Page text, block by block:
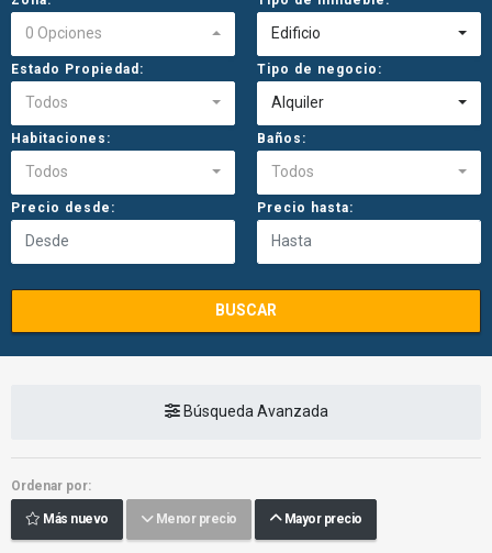
0 Opciones Edificio
Estado Propiedad:
Todos
Tipo de negocio:
Alquiler
Habitaciones:
Todos
Baños:
Todos
Precio desde: Precio hasta:
BUSCAR
Búsqueda Avanzada
Ordenar por:
Más nuevo Menor precio Mayor precio